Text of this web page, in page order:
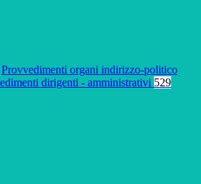
Provvedimenti organi indirizzo-politico
dirigenti - amministrativi 529